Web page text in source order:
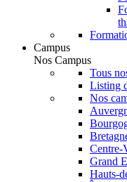
Campus
Nos Campus
Tous
Listing
Nos
Centre-
Grand
Hauts-